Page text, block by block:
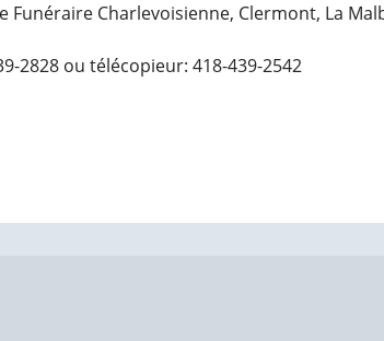
Charlevoisienne, Clermont, La
2828 ou télécopieur: 418-439-2542